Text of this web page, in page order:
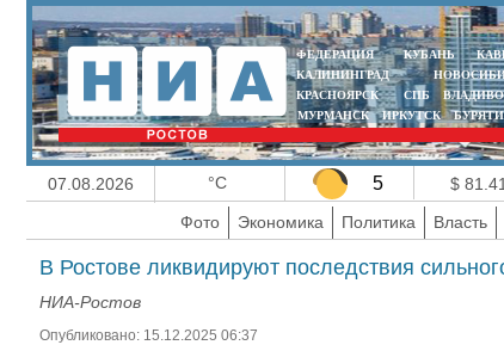
ФЕДЕРАЦИЯ КУБАНЬ
КАЛИНИНГРАД
КРАСНОЯРСК
СПБ
МУРМАНСК
ИРКУТСК
07.08.2026 °C 5 $ 81.41
Фото
Экономика Политика Власть
В Ростове ликвидируют последствия
НИА-Ростов
Опубликовано: 15.12.2025 06:37